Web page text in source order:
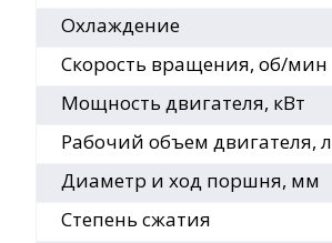
Охлаждение
Скорость вращения, об/мин
Мощность двигателя, кВт
Рабочий объем двигателя, л
Диаметр и ход поршня, мм
Степень сжатия